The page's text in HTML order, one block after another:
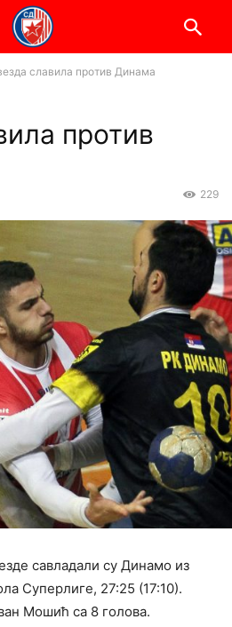
славила против Динама
против
229
савладали су Динамо из
Суперлиге, 27:25 (17:10).
Мошић са 8 голова.